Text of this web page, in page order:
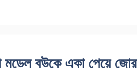
বউকে একা পেয়ে জোর